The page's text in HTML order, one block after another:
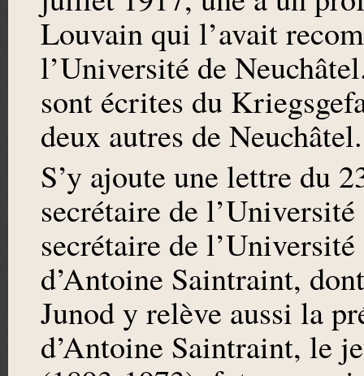
Louvain qui l’avait
l’Université de
sont écrites du
deux autres de Neuchâtel.
S’y ajoute une lettre du
secrétaire de
secrétaire de
d’Antoine Saintraint,
Junod y relève aussi la
d’Antoine Saintraint, le